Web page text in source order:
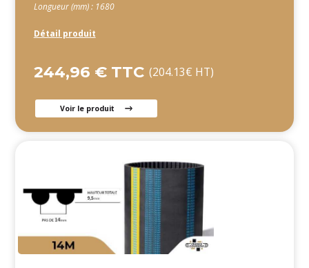
Longueur (mm) : 1680
Détail produit
244,96 € TTC (204.13€ HT)
Voir le produit